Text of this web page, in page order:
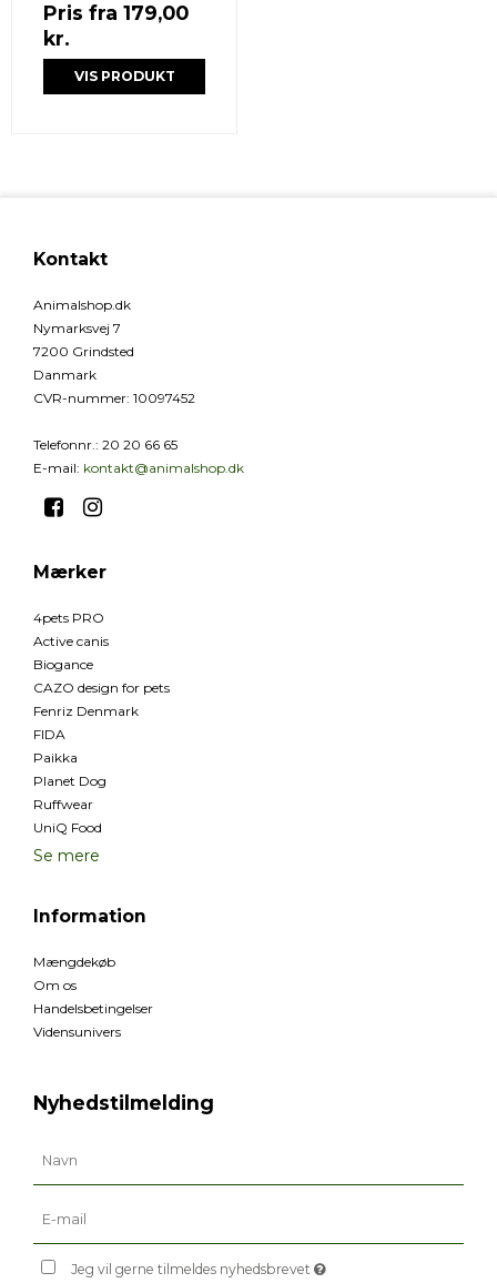
Pris fra 179,00
kr.
VIS PRODUKT
Kontakt
Animalshop.dk
Nymarksvej 7
7200 Grindsted
Danmark
CVR-nummer: 10097452
Telefonnr.: 20 20 66 65
E-mail: kontakt@animalshop.dk
Mærker
4pets PRO
Active canis
Biogance
CAZO design for pets
Fenriz Denmark
FIDA
Paikka
Planet Dog
Ruffwear
UniQ Food
Se mere
Information
Mængdekøb
Om os
Handelsbetingelser
Vidensunivers
Nyhedstilmelding
Jeg vil gerne tilmeldes nyhedsbrevet